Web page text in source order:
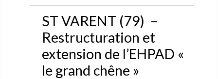
ST VARENT (79) –
Restructuration et
extension de l’EHPAD «
le grand chêne »